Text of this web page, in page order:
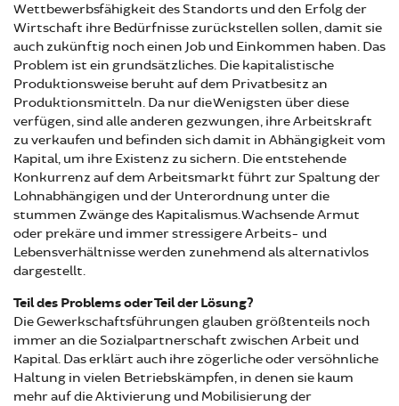
Wettbewerbsfähigkeit des Standorts und den Erfolg der
Wirtschaft ihre Bedürfnisse zurückstellen sollen, damit sie
auch zukünftig noch einen Job und Einkommen haben. Das
Problem ist ein grundsätzliches. Die kapitalistische
Produktionsweise beruht auf dem Privatbesitz an
Produktionsmitteln. Da nur die Wenigsten über diese
verfügen, sind alle anderen gezwungen, ihre Arbeitskraft
zu verkaufen und befinden sich damit in Abhängigkeit vom
Kapital, um ihre Existenz zu sichern. Die entstehende
Konkurrenz auf dem Arbeitsmarkt führt zur Spaltung der
Lohnabhängigen und der Unterordnung unter die
stummen Zwänge des Kapitalismus. Wachsende Armut
oder prekäre und immer stressigere Arbeits- und
Lebensverhältnisse werden zunehmend als alternativlos
dargestellt.
Teil des Problems oder Teil der Lösung?
Die Gewerkschaftsführungen glauben größtenteils noch
immer an die Sozialpartnerschaft zwischen Arbeit und
Kapital. Das erklärt auch ihre zögerliche oder versöhnliche
Haltung in vielen Betriebskämpfen, in denen sie kaum
mehr auf die Aktivierung und Mobilisierung der